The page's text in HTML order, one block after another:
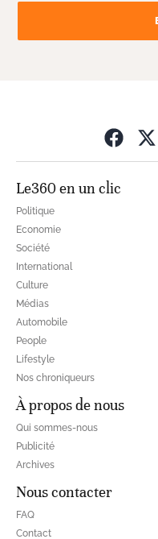
Le360 en un clic
Politique
Economie
Société
International
Culture
Médias
Automobile
People
Lifestyle
Nos chroniqueurs
À propos de nous
Qui sommes-nous
Publicité
Archives
Nous contacter
FAQ
Contact